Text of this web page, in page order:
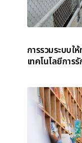
การรวมระบบใ
เทคโนโลยีการ